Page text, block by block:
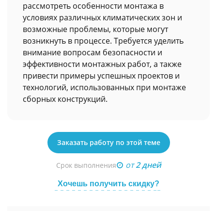
рассмотреть особенности монтажа в
условиях различных климатических зон и
возможные проблемы, которые могут
возникнуть в процессе. Требуется уделить
внимание вопросам безопасности и
эффективности монтажных работ, а также
привести примеры успешных проектов и
технологий, использованных при монтаже
сборных конструкций.
Заказать работу по этой теме
Срок выполнения от2 дней
Хочешь получить скидку?